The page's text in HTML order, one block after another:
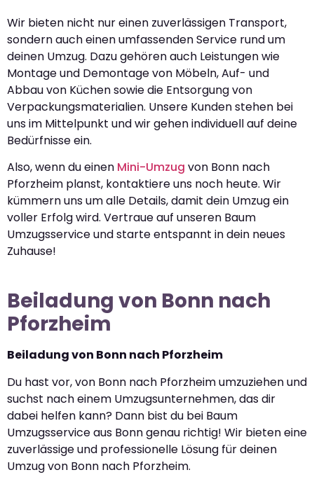
Wir bieten nicht nur einen zuverlässigen Transport,
sondern auch einen umfassenden Service rund um
deinen Umzug. Dazu gehören auch Leistungen wie
Montage und Demontage von Möbeln, Auf- und
Abbau von Küchen sowie die Entsorgung von
Verpackungsmaterialien. Unsere Kunden stehen bei
uns im Mittelpunkt und wir gehen individuell auf deine
Bedürfnisse ein.
Also, wenn du einen Mini-Umzug von Bonn nach
Pforzheim planst, kontaktiere uns noch heute. Wir
kümmern uns um alle Details, damit dein Umzug ein
voller Erfolg wird. Vertraue auf unseren Baum
Umzugsservice und starte entspannt in dein neues
Zuhause!
Beiladung von Bonn nach
Pforzheim
Beiladung von Bonn nach Pforzheim
Du hast vor, von Bonn nach Pforzheim umzuziehen und
suchst nach einem Umzugsunternehmen, das dir
dabei helfen kann? Dann bist du bei Baum
Umzugsservice aus Bonn genau richtig! Wir bieten eine
zuverlässige und professionelle Lösung für deinen
Umzug von Bonn nach Pforzheim.